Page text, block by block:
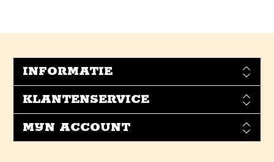
INFORMATIE
KLANTENSERVICE
MIJN ACCOUNT